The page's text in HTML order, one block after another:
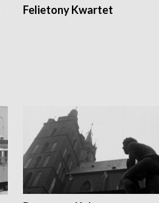
Felietony Kwartet